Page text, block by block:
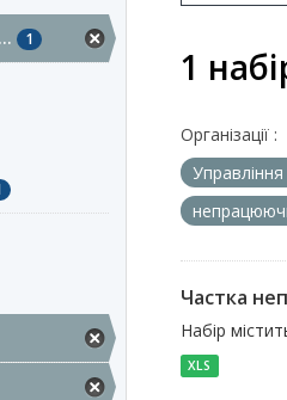
1
1
Організації :
Частка
Набір
XLS